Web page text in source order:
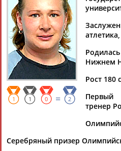
АБАЕВ
АБАИМОВА
Дмитрий
АБАРЕНОВ
Тамилла
АБАСОВА
АББЯСОВА
Легкая атлетика
1 1 0 = 2
Нижнем
Рост 180
Первый
тренер
Серебряный призер